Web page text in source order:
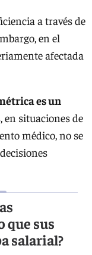
a través de
en el
afectada
es un
en situaciones de
médico, no se
sus
salarial?